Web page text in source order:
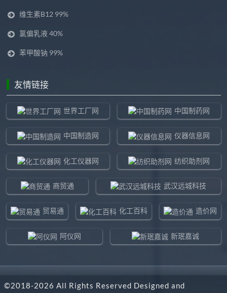
维生素B12 99%
氯偏乳液 40%
苯甲酸钠 99%
友情链接
世界工厂网 中国制药网
中国制造网 仪器信息网
化工仪器网 纺织助剂网
商贸通 武汉远城科技
贸易通 化工百科 造价网
阿仪网 新珉嘉诚
东北制造网 药智通
©2018-2026 All Rights Reserved Designed and